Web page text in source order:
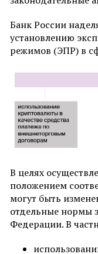
Банк России
установлению
режимов (ЭПР) в
В целях
положением
могут быть
отдельные нормы
Федерации. В